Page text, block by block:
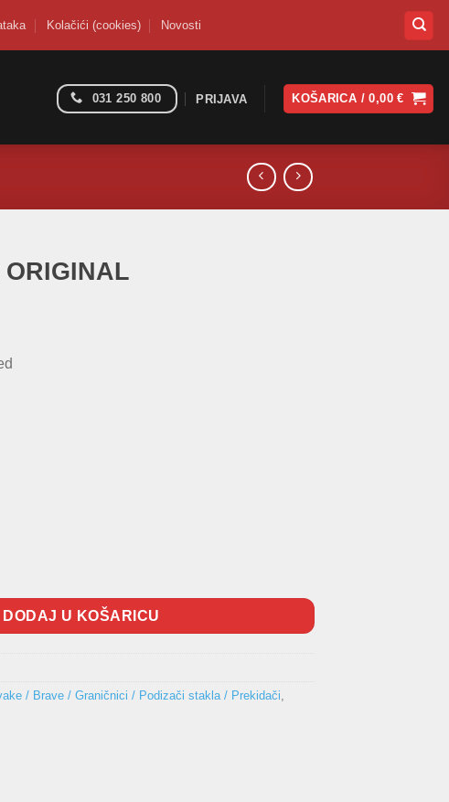
Kolačići (cookies) Novosti
031 250 800 PRIJAVA KOŠARICA /0,00€
DODAJ U KOŠARICU
/ Brave / Graničnici / Podizači stakla / Prekidači